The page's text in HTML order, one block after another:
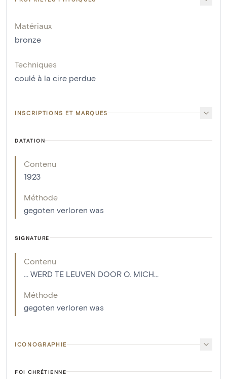
Matériaux
bronze
Techniques
coulé à la cire perdue
INSCRIPTIONS ET MARQUES
DATATION
Contenu
1923
Méthode
gegoten verloren was
SIGNATURE
Contenu
... WERD TE LEUVEN DOOR O. MICH...
Méthode
gegoten verloren was
ICONOGRAPHIE
FOI CHRÉTIENNE